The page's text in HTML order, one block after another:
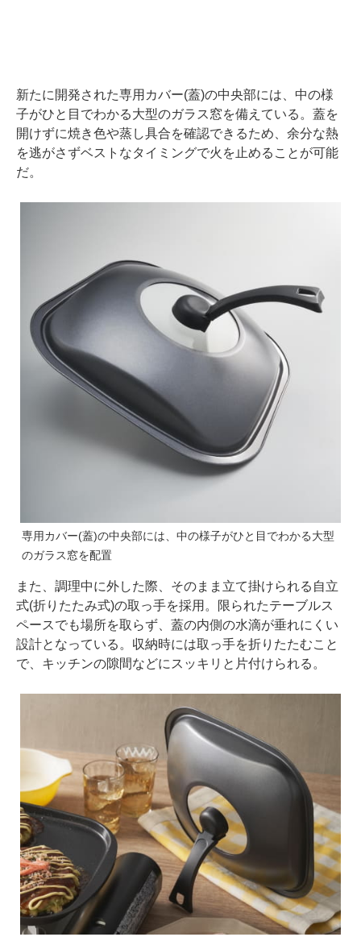
新たに開発された専用カバー(蓋)の中央部には、中の様
子がひと目でわかる大型のガラス窓を備えている。蓋を
開けずに焼き色や蒸し具合を確認できるため、余分な熱
を逃がさずベストなタイミングで火を止めることが可能
だ。
専用カバー(蓋)の中央部には、中の様子がひと目でわかる大型
のガラス窓を配置
また、調理中に外した際、そのまま立て掛けられる自立
式(折りたたみ式)の取っ手を採用。限られたテーブルス
ペースでも場所を取らず、蓋の内側の水滴が垂れにくい
設計となっている。収納時には取っ手を折りたたむこと
で、キッチンの隙間などにスッキリと片付けられる。